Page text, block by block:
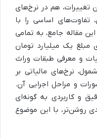
تغییرات، هم در نرخ‌های
تفاوت‌های اساسی را با
مقاله جامع، به تمامی
مبلغ یک میلیارد تومان
و معرفی طبقات وراث
نرخ‌های مالیاتی بر
و مراحل اجرایی آن.
و کاربردی به گونه‌ای
روشن‌تر، با این موضوع